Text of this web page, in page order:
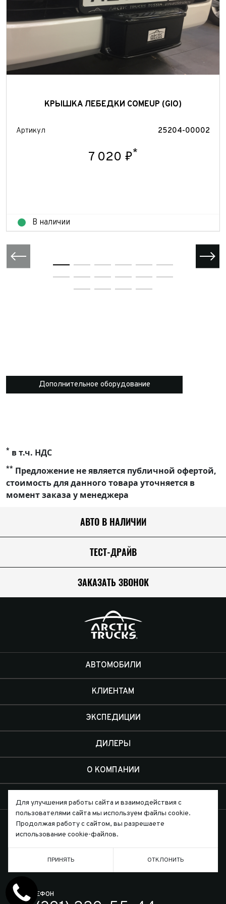
КРЫШКА ЛЕБЕДКИ COMEUP (GIO)
Артикул 25204-00002
7 020 ₽*
В наличии
Дополнительное оборудование
* в т.ч. НДС
** Предложение не является публичной офертой,
стоимость для данного товара уточняется в
момент заказа у менеджера
АВТО В НАЛИЧИИ
ТЕСТ-ДРАЙВ
ЗАКАЗАТЬ ЗВОНОК
АВТОМОБИЛИ
КЛИЕНТАМ
ЭКСПЕДИЦИИ
ДИЛЕРЫ
О КОМПАНИИ
ТЕЛЕФОН
Для улучшения работы сайта и взаимодействия с
пользователями сайта мы используем файлы cookie.
Продолжая работу с сайтом, вы разрешаете
использование cookie-файлов.
ПРИНЯТЬ ОТКЛОНИТЬ